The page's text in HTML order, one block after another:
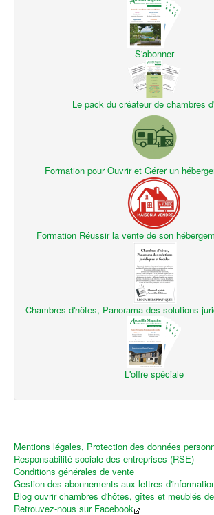
S'abonner
Le pack du créateur de chambres
Formation pour Ouvrir et Gérer un
Formation Réussir la vente de son
Chambres d'hôtes, Panorama des solutions
L'offre spéciale
Mentions légales, Protection des données
Responsabilité sociale des entreprises (RSE)
Conditions générales de vente
Gestion des abonnements aux lettres
Blog ouvrir chambres d'hôtes, gîtes et meublés
Retrouvez-nous sur Facebook